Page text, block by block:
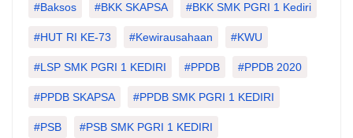
#Baksos #BKK SKAPSA #BKK SMK PGRI 1 Kediri
#HUT RI KE-73 #kewirausahaan #KWU
#LSP SMK PGRI 1 KEDIRI #PPDB #PPDB 2020
#PPDB SKAPSA #PPDB SMK PGRI 1 KEDIRI
#PSB #PSB SMK PGRI 1 KEDIRI